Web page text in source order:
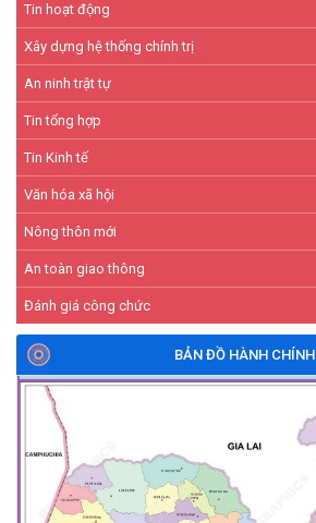
Tin hoạt động
Xây dựng hệ thống chính trị
An ninh trật tự
Tin tổng hợp
Tin Kinh tế
Văn hóa xã hội
Nông thôn mới
An toàn giao thông
Đánh giá công chức
BẢN ĐỒ HÀNH CHÍNH